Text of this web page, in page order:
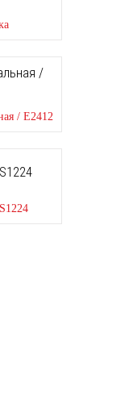
/